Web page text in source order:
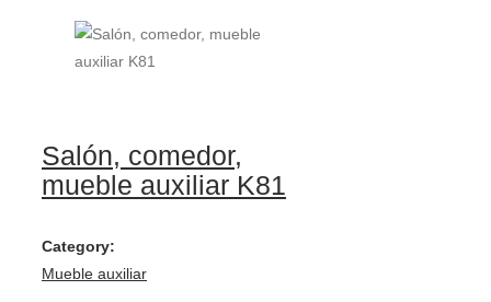
Salón, comedor,
mueble auxiliar K81
Category:
Mueble auxiliar